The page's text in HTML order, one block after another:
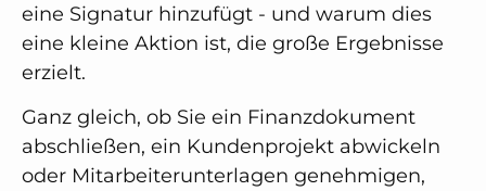
eine Signatur hinzufügt - und warum dies
eine kleine Aktion ist, die große Ergebnisse
erzielt.
Ganz gleich, ob Sie ein Finanzdokument
abschließen, ein Kundenprojekt abwickeln
oder Mitarbeiterunterlagen genehmigen,